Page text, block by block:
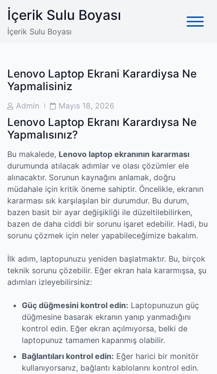
Skip
content
İçerik Sulu Boyası
İçerik Sulu Boyası
Lenovo Laptop Ekrani Karardiysa Ne
Yapmalisiniz
PostAdmin
PostMayıs 18, 2026
Lenovo Laptop Ekranı Karardıysa Ne
Yapmalısınız?
Bu makalede, Lenovo laptop ekranının kararması
durumunda atılacak adımlar ve olası çözümler ele
alınacaktır. Sorunun kaynağını anlamak, doğru
müdahale için kritik öneme sahiptir. Öncelikle, ekranın
kararması sık karşılaşılan bir durumdur. Bu durum,
bazen basit bir ayar değişikliği ile düzeltilebilirken,
bazen de daha ciddi bir sorunu işaret edebilir. Hadi, bu
sorunu çözmek için neler yapabileceğimize bakalım.
İlk adım, laptopunuzu yeniden başlatmaktır. Bu, birçok
teknik sorunu çözebilir. Eğer ekran hala kararmışsa, şu
adımları izleyebilirsiniz:
Güç düğmesini kontrol edin: Laptopunuzun güç
düğmesine basarak ekranın yanıp yanmadığını
kontrol edin. Eğer ekran açılmıyorsa, belki de
laptopunuz tamamen kapanmış olabilir.
Bağlantıları kontrol edin: Eğer harici bir monitör
kullanıyorsanız, bağlantı kablolarını kontrol edin.